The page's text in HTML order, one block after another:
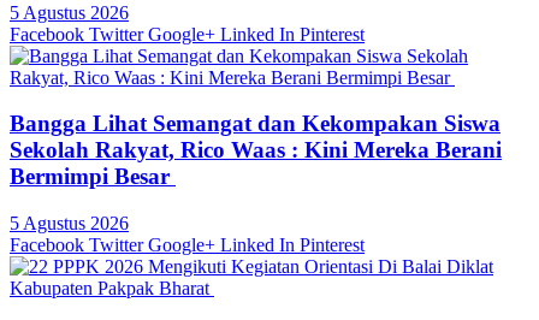
5 Agustus 2026
Facebook Twitter Google+ Linked In Pinterest
Bangga Lihat Semangat dan Kekompakan Siswa
Sekolah Rakyat, Rico Waas : Kini Mereka Berani
Bermimpi Besar
5 Agustus 2026
Facebook Twitter Google+ Linked In Pinterest